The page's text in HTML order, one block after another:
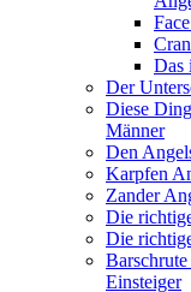
Das
Der
Diese
Männer
Den
Karpfen
Zander
Die
Die
Einsteiger